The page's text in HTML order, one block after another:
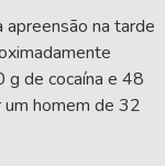
apreensão na tarde
g de cocaína e 48
um homem de 32